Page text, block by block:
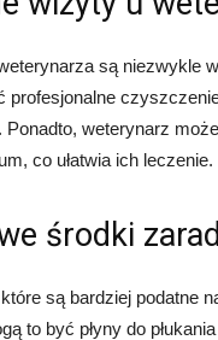
są niezwykle
profesjonalne
weterynarz
co ułatwia ich leczenie.
środki
są bardziej podatne
to być płyny do